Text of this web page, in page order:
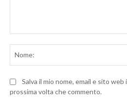
Salva il mio nome, email e sito
prossima volta che commento.